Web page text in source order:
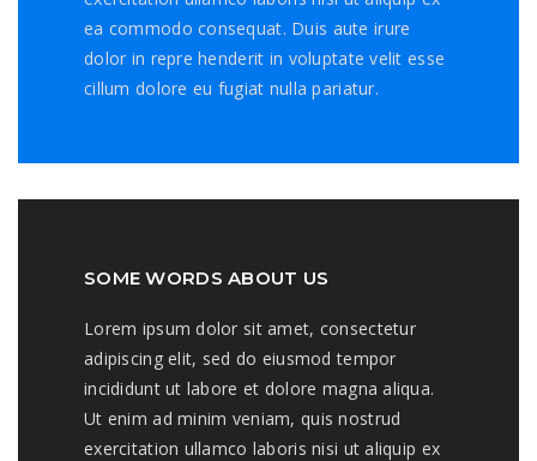
ea commodo consequat. Duis aute irure
dolor in repre henderit in voluptate velit esse
cillum dolore eu fugiat nulla pariatur.
SOME WORDS ABOUT US
Lorem ipsum dolor sit amet, consectetur
adipiscing elit, sed do eiusmod tempor
incididunt ut labore et dolore magna aliqua.
Ut enim ad minim veniam, quis nostrud
exercitation ullamco laboris nisi ut aliquip ex